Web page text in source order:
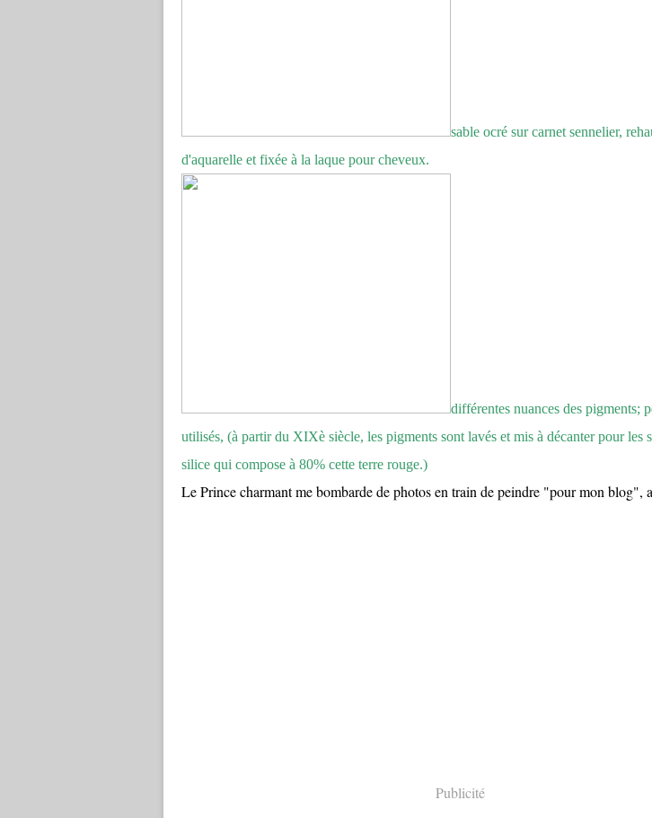
sable ocré sur carnet sennelier,
d'aquarelle et fixée à la laque pour cheveux.
différentes nuances des pigments;
utilisés, (à partir du XIXè siècle, les pigments sont lavés et mis à décanter pour les
silice qui compose à 80% cette terre rouge.)
Le Prince charmant me bombarde de photos en train de peindre "pour mon blog",
Publicité